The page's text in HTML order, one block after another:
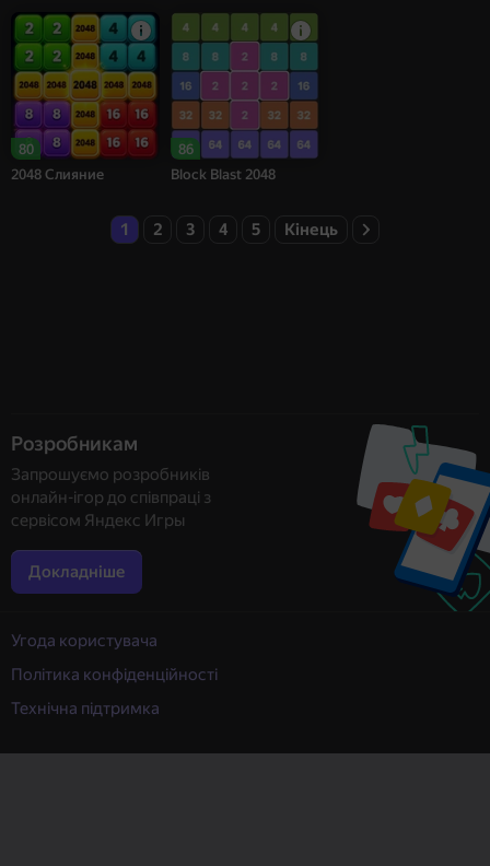
80
2048 Слияние
86
Block Blast 2048
1 2 3 4 5 Кінець
Розробникам
Запрошуємо розробників
онлайн-ігор до співпраці з
сервісом Яндекс Игры
Докладніше
Угода користувача
Політика конфіденційності
Технічна підтримка